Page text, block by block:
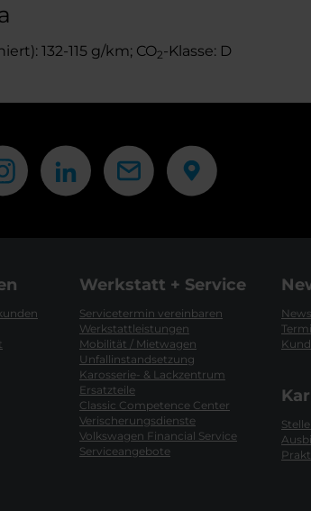
132-115 g/km; CO2-Klasse: D
Werkstatt + Service
Servicetermin vereinbaren
Werkstattleistungen
Mobilität / Mietwagen
Unfallinstandsetzung
Karosserie- & Lackzentrum
Ersatzteile
Classic Competence Center
Verischerungsdienste
Volkswagen Financial Service
Serviceangebote